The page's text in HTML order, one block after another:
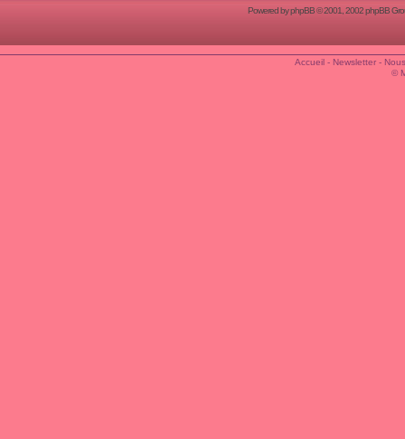
Powered byphpBB© 2001, 2002 phpBB
Accueil- Newsletter-
©